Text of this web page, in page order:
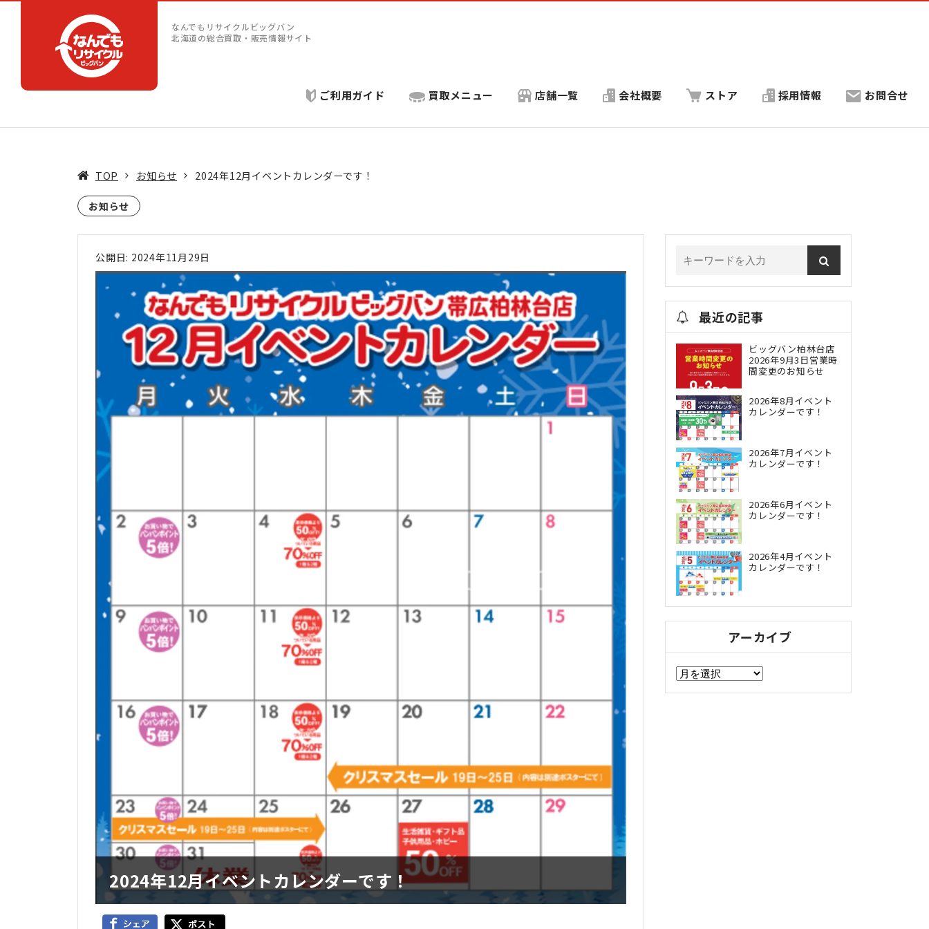
なんでもリサイクルビッグバン
北海道の総合買取・販売情報サイト
ご利用ガイド 買取メニュー 店舗一覧 会社概要 ストア 採用情報 お問合せ
TOP お知らせ 2024年12月イベントカレンダーです！
お知らせ
公開日: 2024年11月29日
2024年12月イベントカレンダーです！
最近の記事
ビッグバン柏林台店
2026年9月3日営業時
間変更のお知らせ
2026年8月イベント
カレンダーです！
2026年7月イベント
カレンダーです！
2026年6月イベント
カレンダーです！
2026年4月イベント
カレンダーです！
アーカイブ
ア
ー